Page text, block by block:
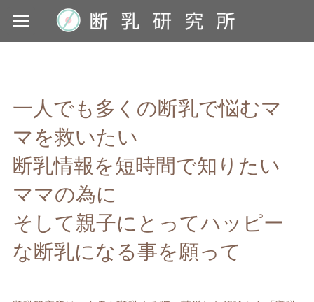
News
断乳方法
断乳体験談
助産師さんに聞く
乳腺炎SOS
YouTube
一人でも多くの断乳で悩むマ
マを救いたい
断乳情報を短時間で知りたい
ママの為に
そして親子にとってハッピー
な断乳になる事を願って
ブログカテゴリー
ストーリー